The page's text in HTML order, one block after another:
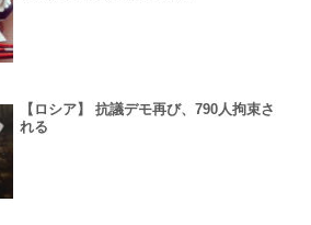
【ロシア】 抗議デモ再び、790人拘束さ
れる